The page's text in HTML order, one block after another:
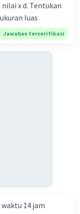
x d. Tentukan
luas
Jawaban terverifikasi
14 jam